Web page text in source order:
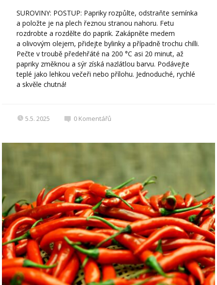
SUROVINY: POSTUP: Papriky rozpůlte, odstraňte semínka
a položte je na plech řeznou stranou nahoru. Fetu
rozdrobte a rozdělte do paprik. Zakápněte medem
a olivovým olejem, přidejte bylinky a případně trochu chilli.
Pečte v troubě předehřáté na 200 °C asi 20 minut, až
papriky změknou a sýr získá nazlátlou barvu. Podávejte
teplé jako lehkou večeři nebo přílohu. Jednoduché, rychlé
a skvěle chutná!
5.5. 2025 0 Komentářů